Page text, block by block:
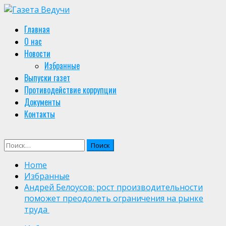
Skip
content
Primary
Menu
Главная
О нас
Новости
Избранные
Выпуски газет
Противодействие коррупции
Документы
Контакты
Найти:
Home
Избранные
Андрей Белоусов: рост производительности
поможет преодолеть ограничения на рынке
труда ​